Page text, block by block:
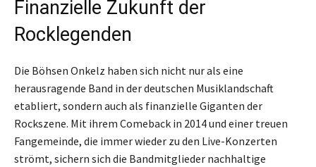
Finanzielle Zukunft der
Rocklegenden
Die Böhsen Onkelz haben sich nicht nur als eine
herausragende Band in der deutschen Musiklandschaft
etabliert, sondern auch als finanzielle Giganten der
Rockszene. Mit ihrem Comeback in 2014 und einer treuen
Fangemeinde, die immer wieder zu den Live-Konzerten
strömt, sichern sich die Bandmitglieder nachhaltige